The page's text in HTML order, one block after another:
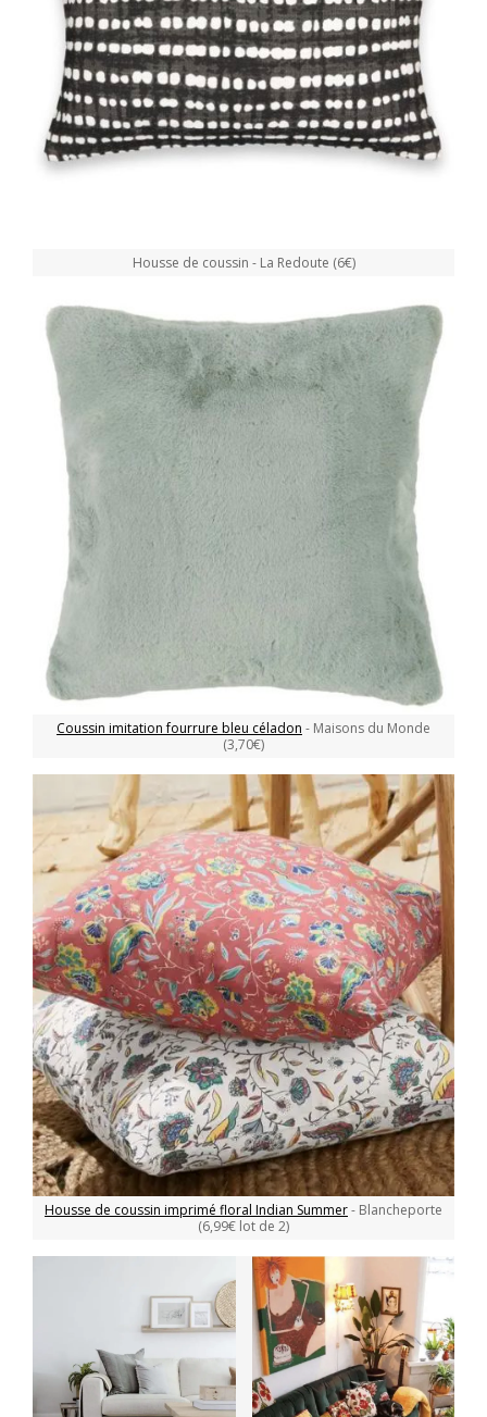
Housse de coussin - La Redoute (6€)
Coussin imitation fourrure bleu céladon - Maisons du Monde
(3,70€)
Housse de coussin imprimé floral Indian Summer- Blancheporte
(6,99€ lot de 2)